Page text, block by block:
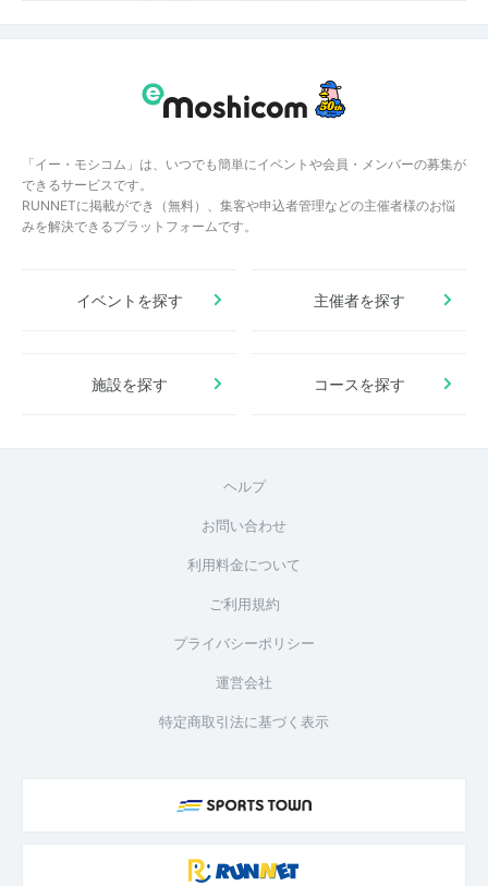
「イー・モシコム」は、いつでも簡単にイベントや会員・メンバーの募集が
できるサービスです。
RUNNETに掲載ができ（無料）、集客や申込者管理などの主催者様のお悩
みを解決できるプラットフォームです。
イベントを探す 主催者を探す
施設を探す コースを探す
ヘルプ
お問い合わせ
利用料金について
ご利用規約
プライバシーポリシー
運営会社
特定商取引法に基づく表示